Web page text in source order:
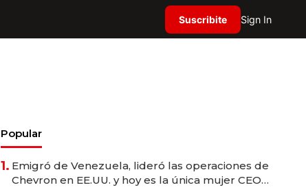
Suscribite Sign In
Popular
1. Emigró de Venezuela, lideró las operaciones de
Chevron en EE.UU. y hoy es la única mujer CEO